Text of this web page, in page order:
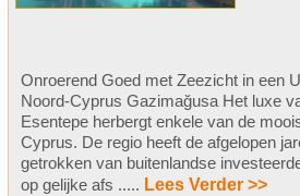
Onroerend Goed met Zeezicht in een
Noord-Cyprus Gazimağusa Het luxe
Esentepe herbergt enkele van de
Cyprus. De regio heeft de afgelopen
getrokken van buitenlandse
op gelijke afs ..... Lees Verder >>